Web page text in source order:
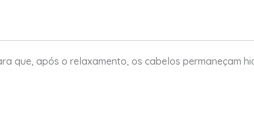
que, após o relaxamento, os cabelos permaneçam